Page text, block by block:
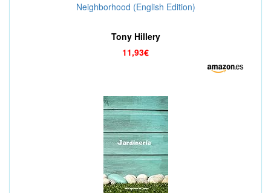
Neighborhood (English Edition)
Tony Hillery
11,93€